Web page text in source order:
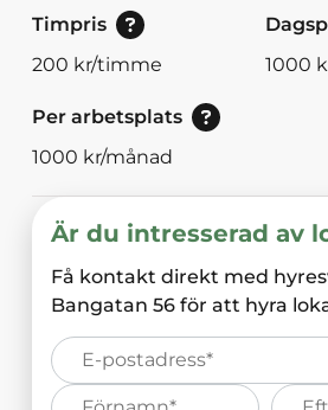
Timpris
Pris för enstaka timmar.
200 kr/timme
Pris vid
1000
Per arbetsplats
Pris per arbetsplats (per månad).
1000 kr/månad
Är du intresserad av
Få kontakt direkt med
Bangatan 56 för att hyra
E-
post*
Förnamn*